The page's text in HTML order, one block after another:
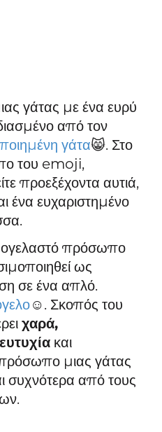
γάτας με ένα ευρύ
από τον
γάτα😸. Στο
του emoji,
προεξέχοντα αυτιά,
ένα ευχαριστημένο
πρόσωπο
ως
σε ένα απλό.
☺️. Σκοπός του
χαρά,
και
μιας γάτας
συχνότερα από τους